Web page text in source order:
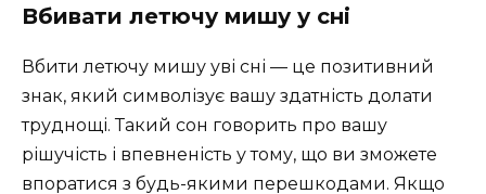
Вбивати летючу мишу у сні
Вбити летючу мишу уві сні — це позитивний
знак, який символізує вашу здатність долати
труднощі. Такий сон говорить про вашу
рішучість і впевненість у тому, що ви зможете
впоратися з будь-якими перешкодами. Якщо